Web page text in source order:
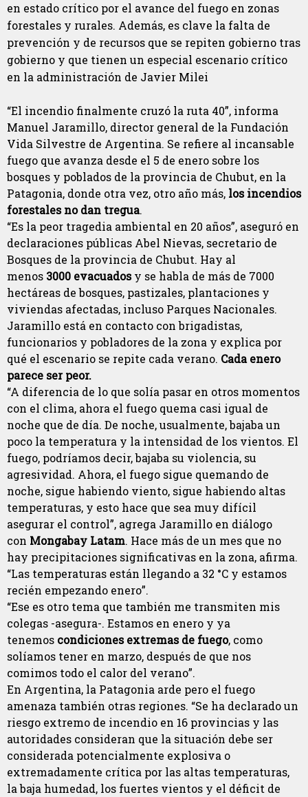
en estado crítico por el avance del fuego en zonas
forestales y rurales. Además, es clave la falta de
prevención y de recursos que se repiten gobierno tras
gobierno y que tienen un especial escenario crítico
en la administración de Javier Milei
“El incendio finalmente cruzó la ruta 40”, informa
Manuel Jaramillo, director general de la Fundación
Vida Silvestre de Argentina. Se refiere al incansable
fuego que avanza desde el 5 de enero sobre los
bosques y poblados de la provincia de Chubut, en la
Patagonia, donde otra vez, otro año más, los incendios
forestales no dan tregua.
“Es la peor tragedia ambiental en 20 años”, aseguró en
declaraciones públicas Abel Nievas, secretario de
Bosques de la provincia de Chubut. Hay al
menos 3000 evacuadosy se habla de más de 7000
hectáreas de bosques, pastizales, plantaciones y
viviendas afectadas, incluso Parques Nacionales.
Jaramillo está en contacto con brigadistas,
funcionarios y pobladores de la zona y explica por
qué el escenario se repite cada verano. Cada enero
parece ser peor.
“A diferencia de lo que solía pasar en otros momentos
con el clima, ahora el fuego quema casi igual de
noche que de día. De noche, usualmente, bajaba un
poco la temperatura y la intensidad de los vientos. El
fuego, podríamos decir, bajaba su violencia, su
agresividad. Ahora, el fuego sigue quemando de
noche, sigue habiendo viento, sigue habiendo altas
temperaturas, y esto hace que sea muy difícil
asegurar el control”, agrega Jaramillo en diálogo
con Mongabay Latam. Hace más de un mes que no
hay precipitaciones significativas en la zona, afirma.
“Las temperaturas están llegando a 32 °C y estamos
recién empezando enero”.
“Ese es otro tema que también me transmiten mis
colegas -asegura-. Estamos en enero y ya
tenemos condiciones extremas de fuego, como
solíamos tener en marzo, después de que nos
comimos todo el calor del verano”.
En Argentina, la Patagonia arde pero el fuego
amenaza también otras regiones. “Se ha declarado un
riesgo extremo de incendio en 16 provincias y las
autoridades consideran que la situación debe ser
considerada potencialmente explosiva o
extremadamente crítica por las altas temperaturas,
la baja humedad, los fuertes vientos y el déficit de